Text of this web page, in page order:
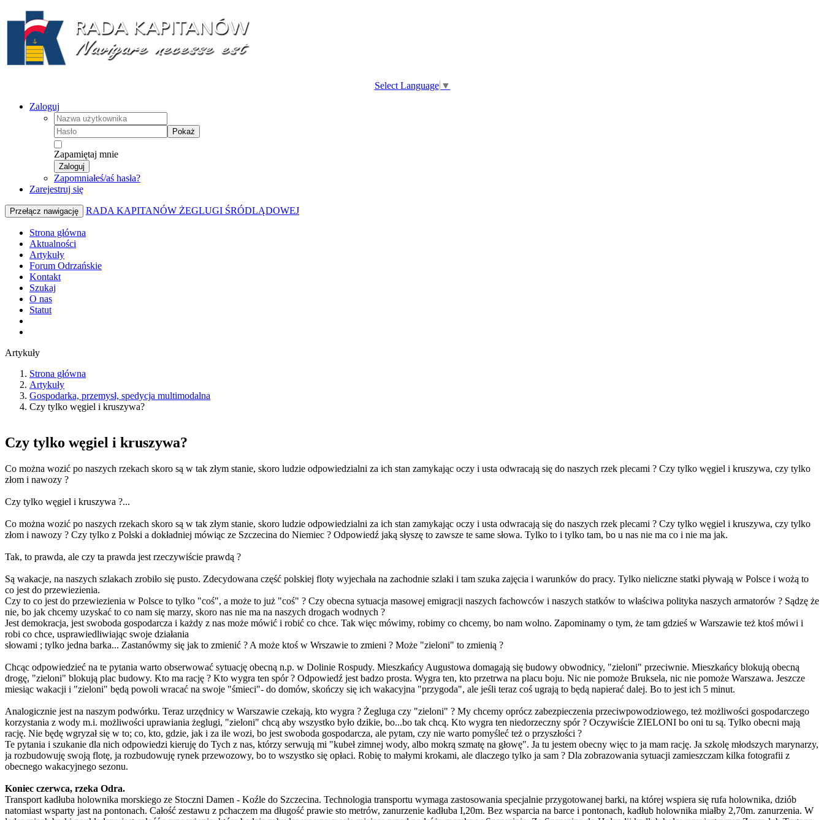
Select Language ▼
Zaloguj
Pokaż
Zapamiętaj mnie
Zaloguj
Zapomniałeś/aś hasła?
Zarejestruj się
Przełącz nawigację RADA KAPITANÓW ŻEGLUGI ŚRÓDLĄDOWEJ
Strona główna
Aktualności
Artykuły
Forum Odrzańskie
Kontakt
Szukaj
O nas
Statut
Artykuły
Strona główna
Artykuły
Gospodarka, przemysł, spedycja multimodalna
Czy tylko węgiel i kruszywa?
Czy tylko węgiel i kruszywa?
Co można wozić po naszych rzekach skoro są w tak złym stanie, skoro ludzie odpowiedzialni za ich stan zamykając oczy i usta odwracają się do naszych rzek plecami ? Czy tylko węgiel i kruszywa, czy tylko
złom i nawozy ?
Czy tylko węgiel i kruszywa ?...
Co można wozić po naszych rzekach skoro są w tak złym stanie, skoro ludzie odpowiedzialni za ich stan zamykając oczy i usta odwracają się do naszych rzek plecami ? Czy tylko węgiel i kruszywa, czy tylko
złom i nawozy ? Czy tylko z Polski a dokładniej mówiąc ze Szczecina do Niemiec ? Odpowiedź jaką słyszę to zawsze te same słowa. Tylko to i tylko tam, bo u nas nie ma co i nie ma jak.
Tak, to prawda, ale czy ta prawda jest rzeczywiście prawdą ?
Są wakacje, na naszych szlakach zrobiło się pusto. Zdecydowana część polskiej floty wyjechała na zachodnie szlaki i tam szuka zajęcia i warunków do pracy. Tylko nieliczne statki pływają w Polsce i wożą to
co jest do przewiezienia.
Czy to co jest do przewiezienia w Polsce to tylko "coś", a może to już "coś" ? Czy obecna sytuacja masowej emigracji naszych fachowców i naszych statków to właściwa polityka naszych armatorów ? Sądzę że
nie, bo jak chcemy uzyskać to co nam się marzy, skoro nas nie ma na naszych drogach wodnych ?
Jest demokracja, jest swoboda gospodarcza i każdy z nas może mówić i robić co chce. Tak więc mówimy, robimy co chcemy, bo nam wolno. Zapominamy o tym, że tam gdzieś w Warszawie też ktoś mówi i
robi co chce, usprawiedliwiając swoje działania
słowami ; tylko jedna barka... Zastanówmy się jak to zmienić ? A może ktoś w Wrszawie to zmieni ? Może "zieloni" to zmienią ?
Chcąc odpowiedzieć na te pytania warto obserwować sytuację obecną n.p. w Dolinie Rospudy. Mieszkańcy Augustowa domagają się budowy obwodnicy, "zieloni" przeciwnie. Mieszkańcy blokują obecną
drogę, "zieloni" blokują plac budowy. Kto ma rację ? Kto wygra ten spór ? Odpowiedź jest badzo prosta. Wygra ten, kto przetrwa na placu boju. Nic nie pomoże Bruksela, nic nie pomoże Warszawa. Jeszcze
miesiąc wakacji i "zieloni" będą powoli wracać na swoje "śmieci"- do domów, skończy się ich wakacyjna "przygoda", ale jeśli teraz coś ugrają to będą napierać dalej. Bo to jest ich 5 minut.
Analogicznie jest na naszym podwórku. Teraz urzędnicy w Warszawie czekają, kto wygra ? Żegluga czy "zieloni" ? My chcemy oprócz zabezpieczenia przeciwpowodziowego, też możliwości gospodarczego
korzystania z wody m.i. możliwości uprawiania żeglugi, "zieloni" chcą aby wszystko było dzikie, bo...bo tak chcą. Kto wygra ten niedorzeczny spór ? Oczywiście ZIELONI bo oni tu są. Tylko obecni mają
rację. Nie będę wgryzał się w to; co, kto, gdzie, jak i za ile wozi, bo jest swoboda gospodarcza, ale pytam, czy nie warto pomyśleć też o przyszłości ?
Te pytania i szukanie dla nich odpowiedzi kieruję do Tych z nas, którzy serwują mi "kubeł zimnej wody, albo mokrą szmatę na głowę". Ja tu jestem obecny więc to ja mam rację. Ja szkolę młodszych marynarzy,
ja rozbudowuję swoją flotę, ja rozbudowuję rynek przewozowy, bo to wszystko się opłaci. Robię to małymi krokami, ale dlaczego tylko ja sam ? Dla zobrazowania sytuacji zamieszczam kilka fotografii z
obecnego wakacyjnego sezonu.
Koniec czerwca, rzeka Odra.
Transport kadłuba holownika morskiego ze Stoczni Damen - Koźle do Szczecina. Technologia transportu wymaga zastosowania specjalnie przygotowanej barki, na której wspiera się rufa holownika, dziób
natomiast wsparty jast na pontonach. Całość zestawu z pchaczem ma długość prawie sto metrów, zanurzenie kadłuba I,20m. Bez wsparcia na barce i pontonach, kadłub holownika miałby 2,70m. zanurzenia. W